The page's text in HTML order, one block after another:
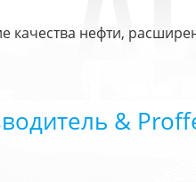
качества нефти,
&